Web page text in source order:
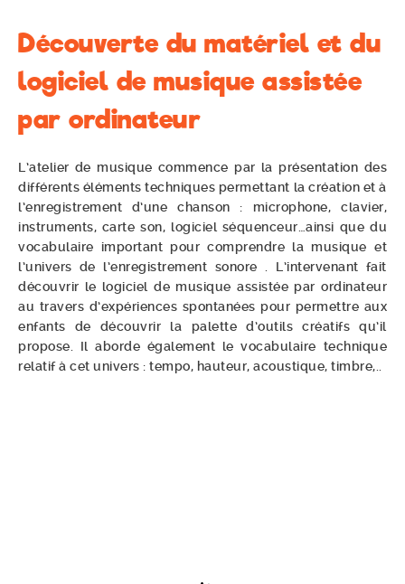
Découverte du matériel et du
logiciel de musique assistée
par ordinateur
L’atelier de musique commence par la présentation des
différents éléments techniques permettant la création et à
l’enregistrement d’une chanson : microphone, clavier,
instruments, carte son, logiciel séquenceur…ainsi que du
vocabulaire important pour comprendre la musique et
l’univers de l’enregistrement sonore . L’intervenant fait
découvrir le logiciel de musique assistée par ordinateur
au travers d’expériences spontanées pour permettre aux
enfants de découvrir la palette d’outils créatifs qu’il
propose. Il aborde également le vocabulaire technique
relatif à cet univers : tempo, hauteur, acoustique, timbre,..